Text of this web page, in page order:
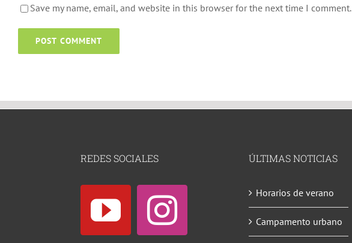
Save my name, email, and website in this browser for the next time I comment.
REDES SOCIALES ÚLTIMAS NOTICIAS
Horarios de verano
Campamento urbano